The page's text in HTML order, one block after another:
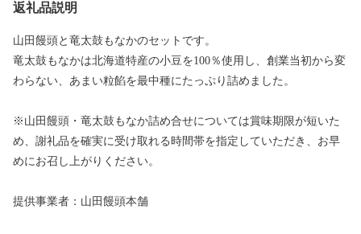
返礼品説明
山田饅頭と竜太鼓もなかのセットです。
竜太鼓もなかは北海道特産の小豆を100％使用し、創業当初から変
わらない、あまい粒餡を最中種にたっぷり詰めました。
※山田饅頭・竜太鼓もなか詰め合せについては賞味期限が短いた
め、謝礼品を確実に受け取れる時間帯を指定していただき、お早
めにお召し上がりください。
提供事業者：山田饅頭本舗